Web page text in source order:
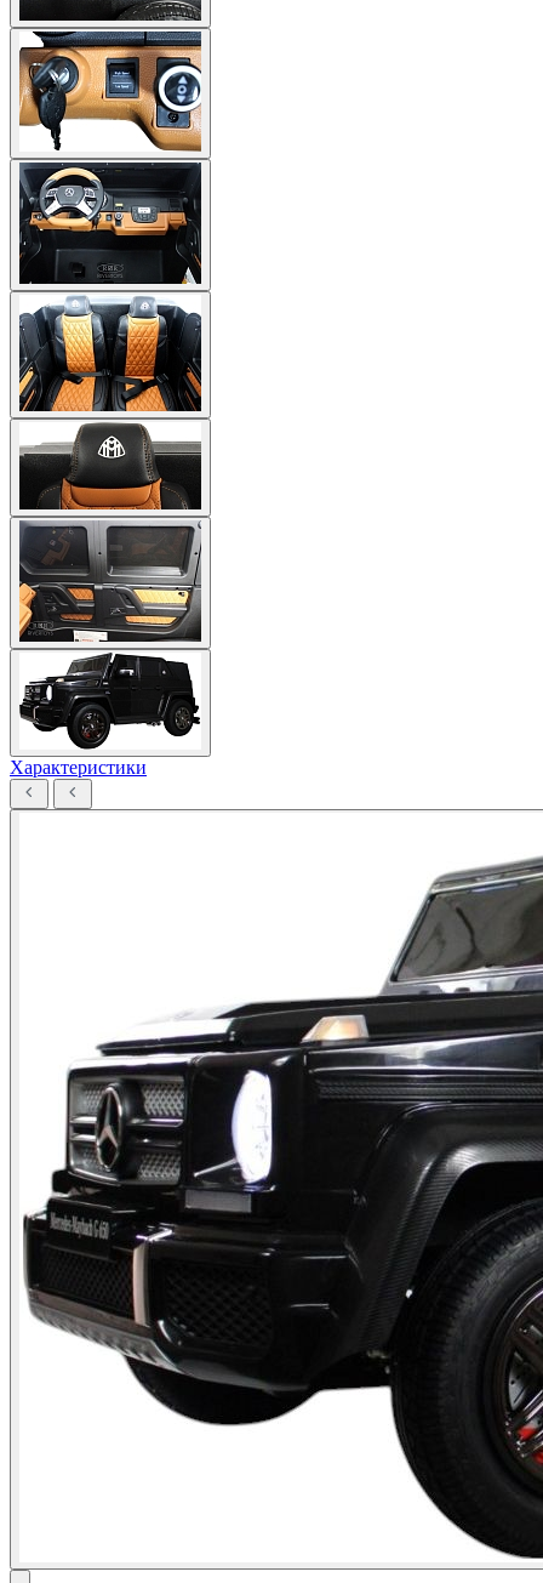
Характеристики